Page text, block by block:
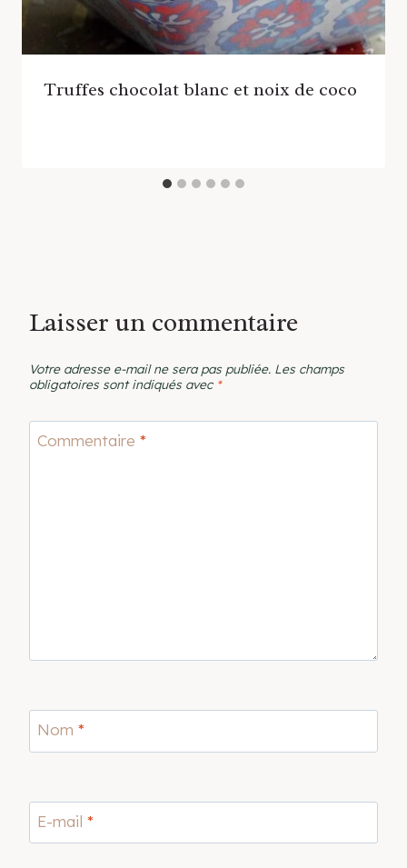
Truffes chocolat blanc et noix de coco
Laisser un commentaire
Votre adresse e-mail ne sera pas publiée. Les champs
obligatoires sont indiqués avec *
Commentaire *
Nom *
E-mail *